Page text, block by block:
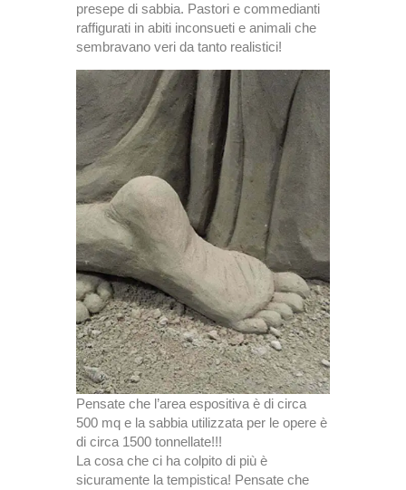
presepe di sabbia. Pastori e commedianti
raffigurati in abiti inconsueti e animali che
sembravano veri da tanto realistici!
Pensate che l’area espositiva è di circa
500 mq e la sabbia utilizzata per le opere è
di circa 1500 tonnellate!!!
La cosa che ci ha colpito di più è
sicuramente la tempistica! Pensate che